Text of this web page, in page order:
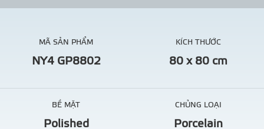
MÃ SẢN PHẨM
NY4 GP8802
KÍCH THƯỚC
80 x 80 cm
BỀ MẶT
Polished
CHỦNG LOẠI
Porcelain